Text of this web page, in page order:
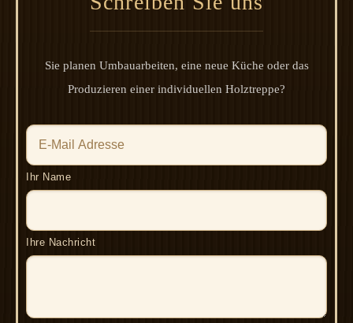
Sie planen Umbauarbeiten, eine neue Küche oder das
Produzieren einer individuellen Holztreppe?
Ihr Name
Ihre Nachricht